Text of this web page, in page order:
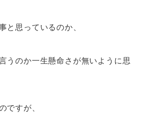
と思っているのか、
うのか一生懸命さが無いように思
ですが、